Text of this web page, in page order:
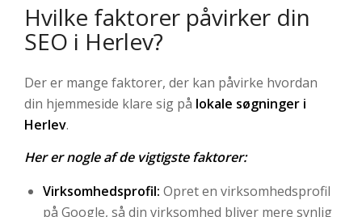
Hvilke faktorer påvirker din
SEO i Herlev?
Der er mange faktorer, der kan påvirke hvordan
din hjemmeside klare sig på lokale søgninger i
Herlev.
Her er nogle af de vigtigste faktorer:
Virksomhedsprofil: Opret en virksomhedsprofil
på Google, så din virksomhed bliver mere synlig